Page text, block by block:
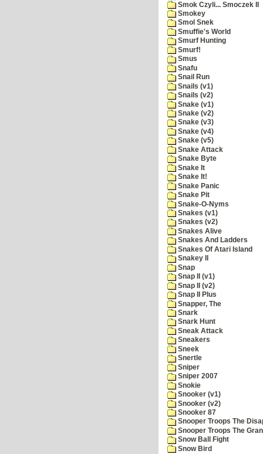
Smok Czyli... Smoczek II
Smokey
Smol Snek
Smuffie's World
Smurf Hunting
Smurf!
Smus
Snafu
Snail Run
Snails (v1)
Snails (v2)
Snake (v1)
Snake (v2)
Snake (v3)
Snake (v4)
Snake (v5)
Snake Attack
Snake Byte
Snake It
Snake It!
Snake Panic
Snake Pit
Snake-O-Nyms
Snakes (v1)
Snakes (v2)
Snakes Alive
Snakes And Ladders
Snakes Of Atari Island
Snakey II
Snap
Snap II (v1)
Snap II (v2)
Snap II Plus
Snapper, The
Snark
Snark Hunt
Sneak Attack
Sneakers
Sneek
Snertle
Sniper
Sniper 2007
Snokie
Snooker (v1)
Snooker (v2)
Snooker 87
Snooper Troops The
Snooper Troops The
Snow Ball Fight
Snow Bird